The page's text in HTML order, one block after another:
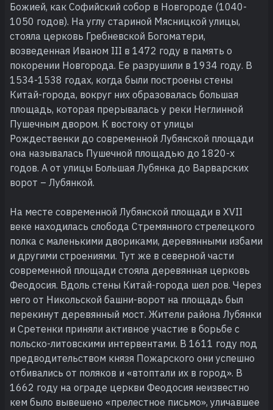
Божией, как Софийский собор в Новгороде (1040-
1050 годов). На углу стариной Мясницкой улицы,
стояла церковь Гребневской Богоматери,
возведенная Иваном III в 1472 году в память о
покорении Новгорода. Ее разрушили в 1934 году. В
1534-1538 годах, когда были построены стены
Китай-города, вокруг них образовалась большая
площадь, которая прерывалась у реки Неглинной
Пушечным двором. К востоку от улицы
Рождественки до современной Лубянской площади
она называлась Пушечной площадью до 1820-х
годов. А от улицы Большая Лубянка до Варварских
ворот – Лубянкой.
На месте современной Лубянской площади в XVII
веке находилась слобода Стремянного стрелецкого
полка с маленькими двориками, деревянными избами
и другими строениями. Тут же в северной части
современной площади стояла деревянная церковь
Феодосия. Вдоль стены Китай-города шел ров. Через
него от Никольской башни-ворот на площадь был
перекинут деревянный мост. Жители района Лубянки
и Сретенки приняли активное участие в борьбе с
польско-литовскими интервентами. В 1611 году под
предводительством князя Пожарского они успешно
отбивались от поляков и «втоптали их в город». В
1662 году на ограде церкви Феодосия неизвестно
кем было вывешено «прелестное письмо», уличавшее